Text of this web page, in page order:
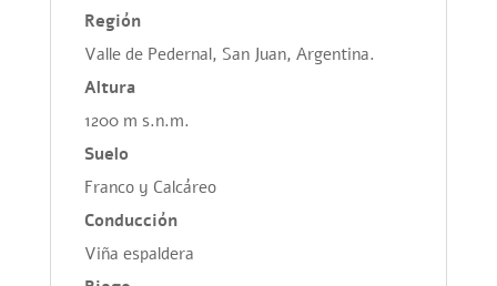
Región
Valle de Pedernal, San Juan, Argentina.
Altura
1200 m s.n.m.
Suelo
Franco y Calcáreo
Conducción
Viña espaldera